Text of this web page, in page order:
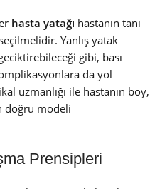
hasta yatağı hastanın tanı
Yanlış yatak
gibi, bası
da yol
uzmanlığı ile hastanın boy,
doğru modeli
Prensipleri